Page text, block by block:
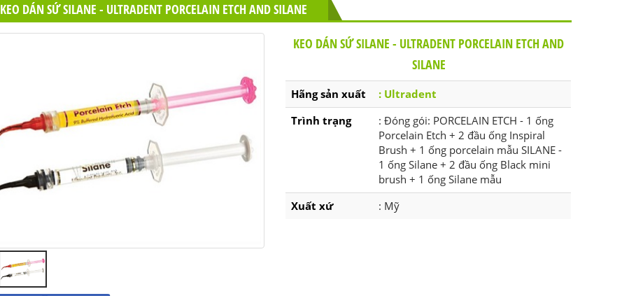
KEO DÁN SỨ SILANE - ULTRADENT PORCELAIN ETCH AND SILANE
KEO DÁN SỨ SILANE - ULTRADENT PORCELAIN ETCH AND
SILANE
Hãng sản xuất
: Ultradent
Trình trạng
: Đóng gói: PORCELAIN ETCH - 1 ống
Porcelain Etch + 2 đầu ống Inspiral
Brush + 1 ống porcelain mẫu SILANE -
1 ống Silane + 2 đầu ống Black mini
brush + 1 ống Silane mẫu
Xuất xứ
: Mỹ